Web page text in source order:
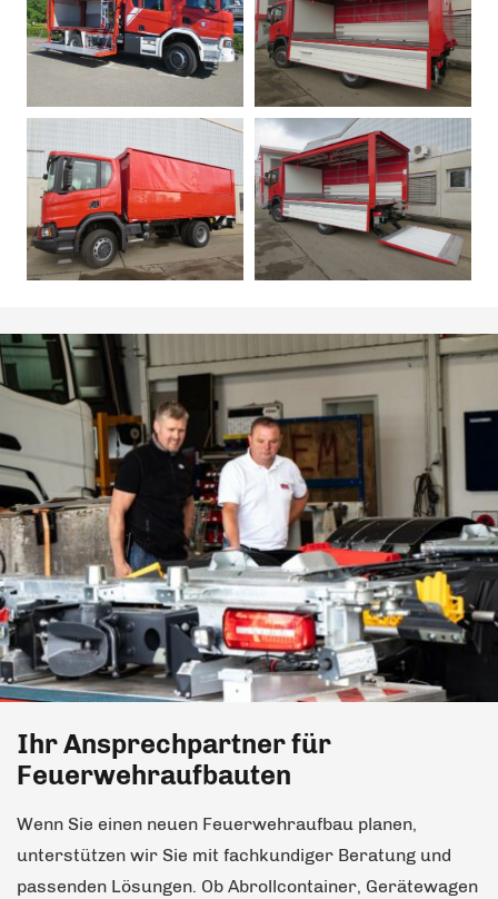
Ihr Ansprechpartner für
Feuerwehraufbauten
Wenn Sie einen neuen Feue­rwehraufbau planen,
unterstützen wir Sie mit fachkundiger Beratung und
passenden Lösungen. Ob Abrollcontainer, Gerätewagen